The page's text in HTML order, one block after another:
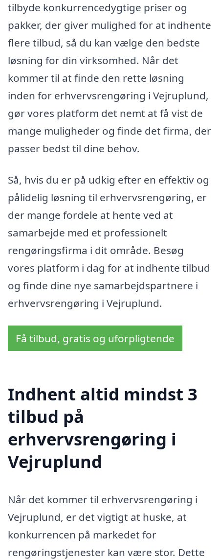
tilbyde konkurrencedygtige priser og
pakker, der giver mulighed for at indhente
flere tilbud, så du kan vælge den bedste
løsning for din virksomhed. Når det
kommer til at finde den rette løsning
inden for erhvervsrengøring i Vejruplund,
gør vores platform det nemt at få vist de
mange muligheder og finde det firma, der
passer bedst til dine behov.
Så, hvis du er på udkig efter en effektiv og
pålidelig løsning til erhvervsrengøring, er
der mange fordele at hente ved at
samarbejde med et professionelt
rengøringsfirma i dit område. Besøg
vores platform i dag for at indhente tilbud
og finde dine nye samarbejdspartnere i
erhvervsrengøring i Vejruplund.
Få tilbud, gratis og uforpligtende
Indhent altid mindst 3
tilbud på
erhvervsrengøring i
Vejruplund
Når det kommer til erhvervsrengøring i
Vejruplund, er det vigtigt at huske, at
konkurrencen på markedet for
rengøringstjenester kan være stor. Dette